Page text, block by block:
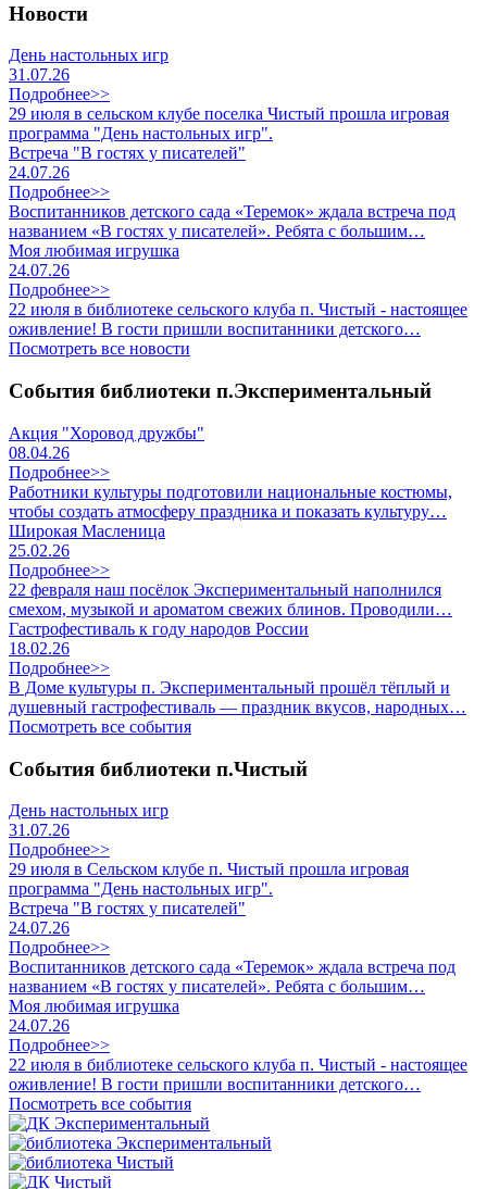
Новости
День настольных игр
31.07.26
Подробнее>>
29 июля в сельском клубе поселка Чистый прошла игровая
программа "День настольных игр".
Встреча "В гостях у писателей"
24.07.26
Подробнее>>
Воспитанников детского сада «Теремок» ждала встреча под
названием «В гостях у писателей». Ребята с большим…
Моя любимая игрушка
24.07.26
Подробнее>>
22 июля в библиотеке сельского клуба п. Чистый - настоящее
оживление! В гости пришли воспитанники детского…
Посмотреть все новости
События библиотеки п.Экспериментальный
Акция "Хоровод дружбы"
08.04.26
Подробнее>>
Работники культуры подготовили национальные костюмы,
чтобы создать атмосферу праздника и показать культуру…
Широкая Масленица
25.02.26
Подробнее>>
22 февраля наш посёлок Экспериментальный наполнился
смехом, музыкой и ароматом свежих блинов. Проводили…
Гастрофестиваль к году народов России
18.02.26
Подробнее>>
В Доме культуры п. Экспериментальный прошёл тёплый и
душевный гастрофестиваль — праздник вкусов, народных…
Посмотреть все события
События библиотеки п.Чистый
День настольных игр
31.07.26
Подробнее>>
29 июля в Сельском клубе п. Чистый прошла игровая
программа "День настольных игр".
Встреча "В гостях у писателей"
24.07.26
Подробнее>>
Воспитанников детского сада «Теремок» ждала встреча под
названием «В гостях у писателей». Ребята с большим…
Моя любимая игрушка
24.07.26
Подробнее>>
22 июля в библиотеке сельского клуба п. Чистый - настоящее
оживление! В гости пришли воспитанники детского…
Посмотреть все события